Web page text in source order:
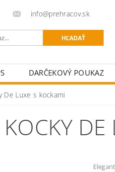
info@prehracov.sk
DARČEKOVÝ POUKAZ
POKROVÉ POTREBY PRE
De Luxe s kockami
DE